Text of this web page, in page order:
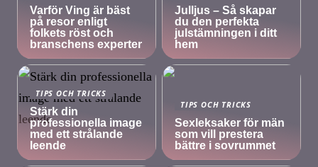
Varför Ving är bäst
på resor enligt
folkets röst och
branschens experter
Julljus – Så skapar
du den perfekta
julstämningen i ditt
hem
TIPS OCH TRICKS
Stärk din
professionella image
med ett strålande
leende
TIPS OCH TRICKS
Sexleksaker för män
som vill prestera
bättre i sovrummet